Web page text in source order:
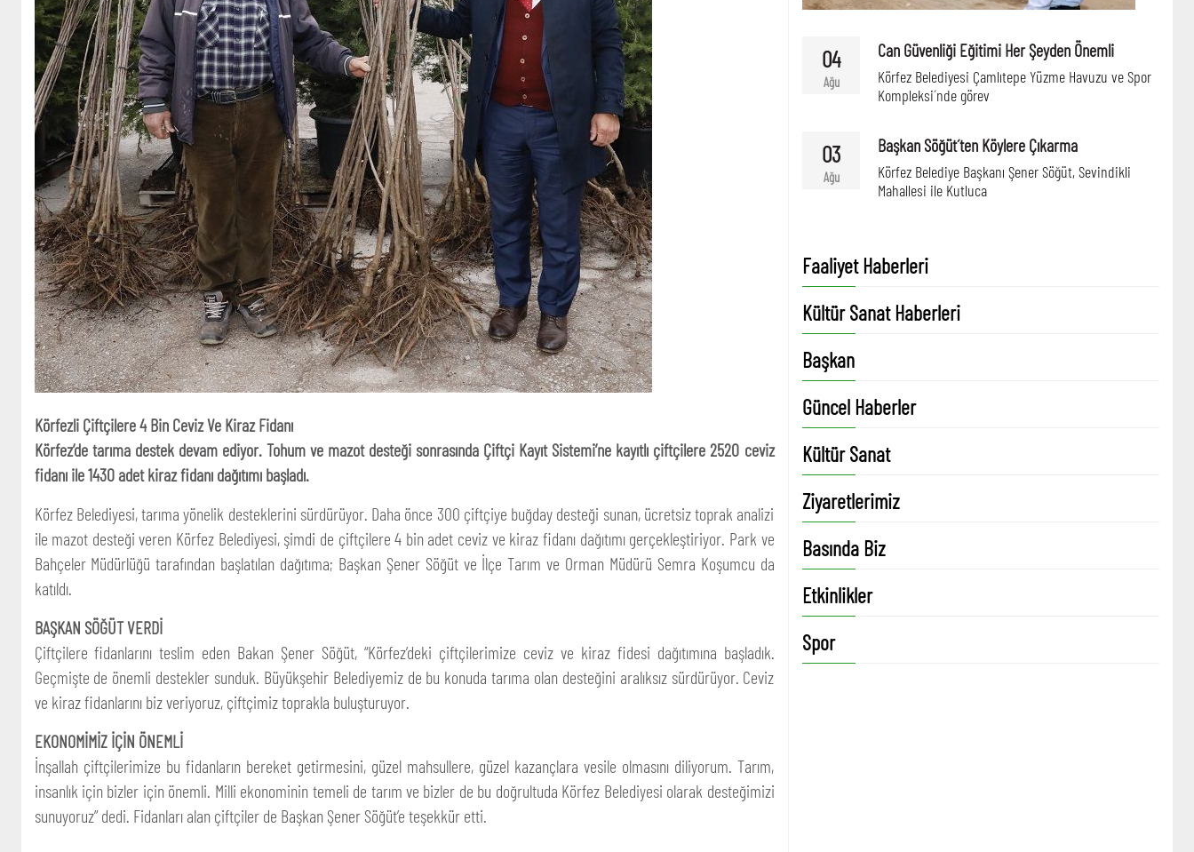
Körfezli Çiftçilere 4 Bin Ceviz Ve Kiraz Fidanı
Körfez’de tarıma destek devam ediyor. Tohum ve mazot desteği sonrasında Çiftçi Kayıt Sistemi’ne kayıtlı çiftçilere 2520 ceviz
fidanı ile 1430 adet kiraz fidanı dağıtımı başladı.
Körfez Belediyesi, tarıma yönelik desteklerini sürdürüyor. Daha önce 300 çiftçiye buğday desteği sunan, ücretsiz toprak analizi
ile mazot desteği veren Körfez Belediyesi, şimdi de çiftçilere 4 bin adet ceviz ve kiraz fidanı dağıtımı gerçekleştiriyor. Park ve
Bahçeler Müdürlüğü tarafından başlatılan dağıtıma; Başkan Şener Söğüt ve İlçe Tarım ve Orman Müdürü Semra Koşumcu da
katıldı.
BAŞKAN SÖĞÜT VERDİ
Çiftçilere fidanlarını teslim eden Bakan Şener Söğüt, “Körfez’deki çiftçilerimize ceviz ve kiraz fidesi dağıtımına başladık.
Geçmişte de önemli destekler sunduk. Büyükşehir Belediyemiz de bu konuda tarıma olan desteğini aralıksız sürdürüyor. Ceviz
ve kiraz fidanlarını biz veriyoruz, çiftçimiz toprakla buluşturuyor.
EKONOMİMİZ İÇİN ÖNEMLİ
İnşallah çiftçilerimize bu fidanların bereket getirmesini, güzel mahsullere, güzel kazançlara vesile olmasını diliyorum. Tarım,
insanlık için bizler için önemli. Milli ekonominin temeli de tarım ve bizler de bu doğrultuda Körfez Belediyesi olarak desteğimizi
sunuyoruz” dedi. Fidanları alan çiftçiler de Başkan Şener Söğüt’e teşekkür etti.
04
Ağu
Can Güvenliği Eğitimi Her Şeyden Önemli
Körfez Belediyesi Çamlıtepe Yüzme Havuzu ve Spor
Kompleksi´nde görev
03
Ağu
Başkan Söğüt´ten Köylere Çıkarma
Körfez Belediye Başkanı Şener Söğüt, Sevindikli
Mahallesi ile Kutluca
Faaliyet Haberleri
Kültür Sanat Haberleri
Başkan
Güncel Haberler
Kültür Sanat
Ziyaretlerimiz
Basında Biz
Etkinlikler
Spor